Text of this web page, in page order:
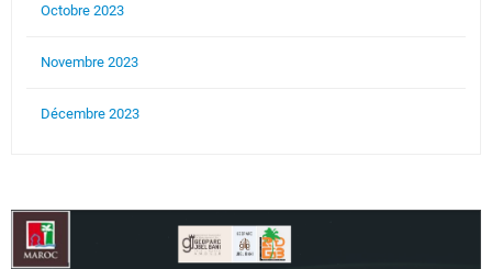
Octobre 2023
Novembre 2023
Décembre 2023